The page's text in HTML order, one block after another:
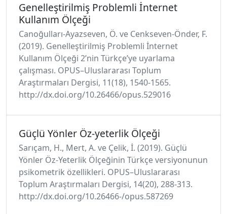
Genelleştirilmiş Problemli İnternet
Kullanım Ölçeği
Canoğulları-Ayazseven, Ö. ve Cenkseven-Önder, F.
(2019). Genelleştirilmiş Problemli İnternet
Kullanım Ölçeği 2’nin Türkçe’ye uyarlama
çalışması. OPUS–Uluslararası Toplum
Araştırmaları Dergisi, 11(18), 1540-1565.
http://dx.doi.org/10.26466/opus.529016
Güçlü Yönler Öz-yeterlik Ölçeği
Sarıçam, H., Mert, A. ve Çelik, İ. (2019). Güçlü
Yönler Öz-Yeterlik Ölçeğinin Türkçe versiyonunun
psikometrik özellikleri. OPUS–Uluslararası
Toplum Araştırmaları Dergisi, 14(20), 288-313.
http://dx.doi.org/10.26466-/opus.587269